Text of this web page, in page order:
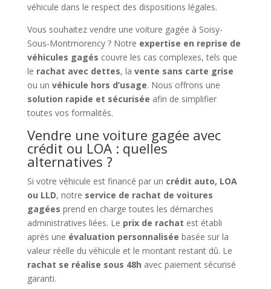
véhicule dans le respect des dispositions légales.
Vous souhaitez vendre une voiture gagée à Soisy-
Sous-Montmorency ? Notre expertise en reprise de
véhicules gagés couvre les cas complexes, tels que
le rachat avec dettes, la vente sans carte grise
ou un véhicule hors d’usage. Nous offrons une
solution rapide et sécurisée afin de simplifier
toutes vos formalités.
Vendre une voiture gagée avec
crédit ou LOA : quelles
alternatives ?
Si votre véhicule est financé par un crédit auto, LOA
ou LLD, notre service de rachat de voitures
gagées prend en charge toutes les démarches
administratives liées. Le prix de rachat est établi
après une évaluation personnalisée basée sur la
valeur réelle du véhicule et le montant restant dû. Le
rachat se réalise sous 48h avec paiement sécurisé
garanti.